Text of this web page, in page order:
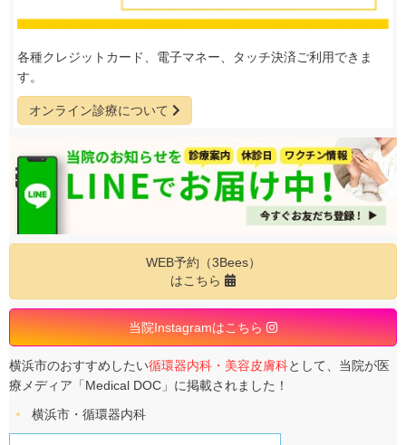
各種クレジットカード、電子マネー、タッチ決済ご利用できま
す。
オンライン診療について
WEB予約（3Bees）
はこちら
当院Instagramはこちら
横浜市のおすすめしたい循環器内科・美容皮膚科として、当院が医
療メディア「Medical DOC」に掲載されました！
横浜市・循環器内科